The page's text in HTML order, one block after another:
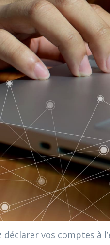
déclarer vos comptes